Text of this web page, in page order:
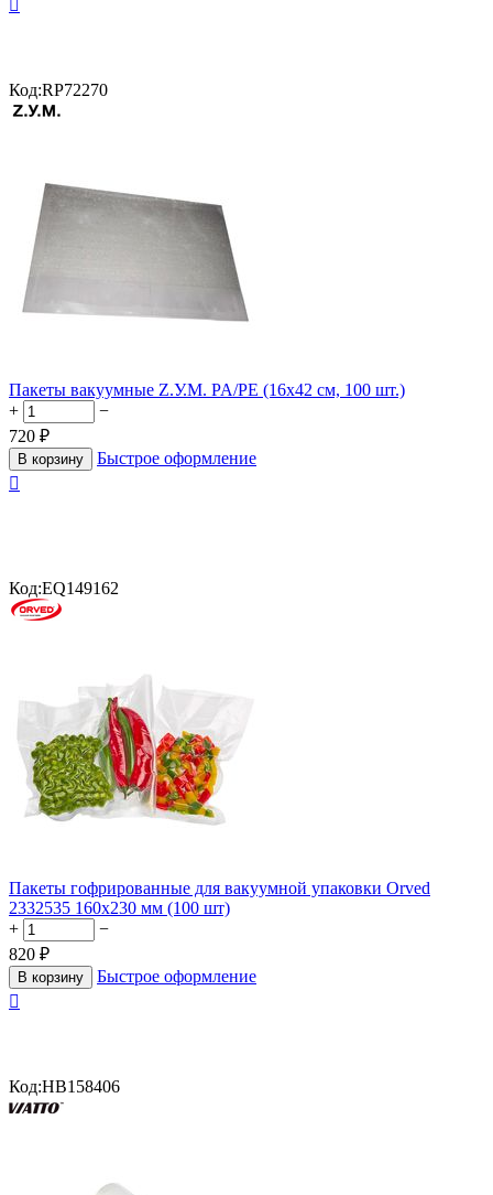
Код:RP72270
Пакеты вакуумные Z.У.М. PA/PE (16х42 см, 100 шт.)
+
−
720 ₽
В корзину
Быстрое оформление

Код:EQ149162
Пакеты гофрированные для вакуумной упаковки Orved
2332535 160х230 мм (100 шт)
+
−
820 ₽
В корзину
Быстрое оформление

Код:HB158406